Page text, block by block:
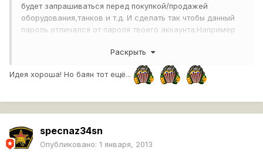
будет запрашиваться перед покупкой/продажей
оборудования,танков и т.д. И сделать так чтобы данный
пароль отличался от пароля твоего аккаунта.Например
32152626fsadsda.Думаю это хорошая идея + это
хорошая защита от брута(а брут требует длительного
времени),взломщик думает что взломал ваш акк,имеет
взламывать спец.пароль еще где нибудь дней 30
.Представляю настроение взломщика.По желанию
предлагать данную функцию игрокам.Типо защити свой
аккаунт на 100!Только не делайте данную функцию на
покупку снарядов.
Раскрыть
Идея хороша! Но баян тот ещё...
specnaz34sn
Опубликовано: 1 января, 2013